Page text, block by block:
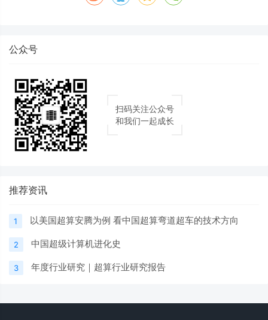
公众号
扫码关注公众号
和我们一起成长
推荐资讯
1 以美国超算安腾为例 看中国超算弯道超车的技术方向
2 中国超级计算机进化史
3 年度行业研究｜超算行业研究报告